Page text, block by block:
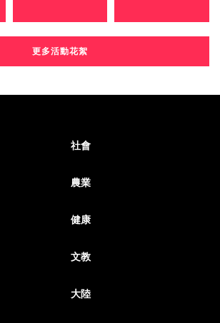
更多活動花絮
社會
農業
健康
文教
大陸